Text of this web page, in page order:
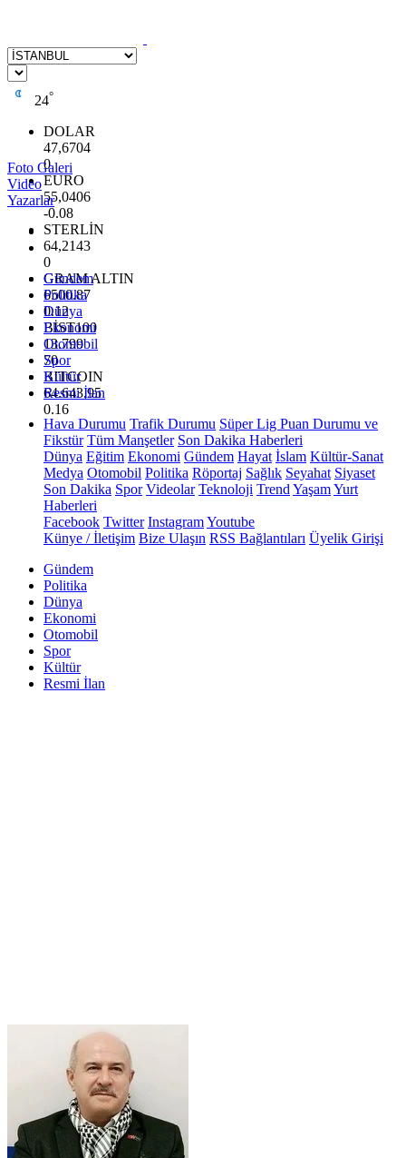
24°
DOLAR
47,6704
0
EURO
55,0406
-0.08
STERLİN
64,2143
0
GRAM ALTIN
6500.87
0.12
BİST100
13.799
70
BITCOIN
64.643,95
0.16
Foto Galeri
Video
Yazarlar
Gündem
Politika
Dünya
Ekonomi
Otomobil
Spor
Kültür
Resmi İlan
Hava Durumu Trafik Durumu Süper Lig Puan Durumu ve
Fikstür Tüm Manşetler Son Dakika Haberleri
Dünya Eğitim Ekonomi Gündem Hayat İslam Kültür-Sanat
Medya Otomobil Politika Röportaj Sağlık Seyahat Siyaset
Son Dakika Spor Videolar Teknoloji Trend YaşamYurt
Haberleri
Facebook Twitter InstagramYoutube
Künye / İletişim Bize Ulaşın RSS Bağlantıları Üyelik Girişi
Gündem
Politika
Dünya
Ekonomi
Otomobil
Spor
Kültür
Resmi İlan